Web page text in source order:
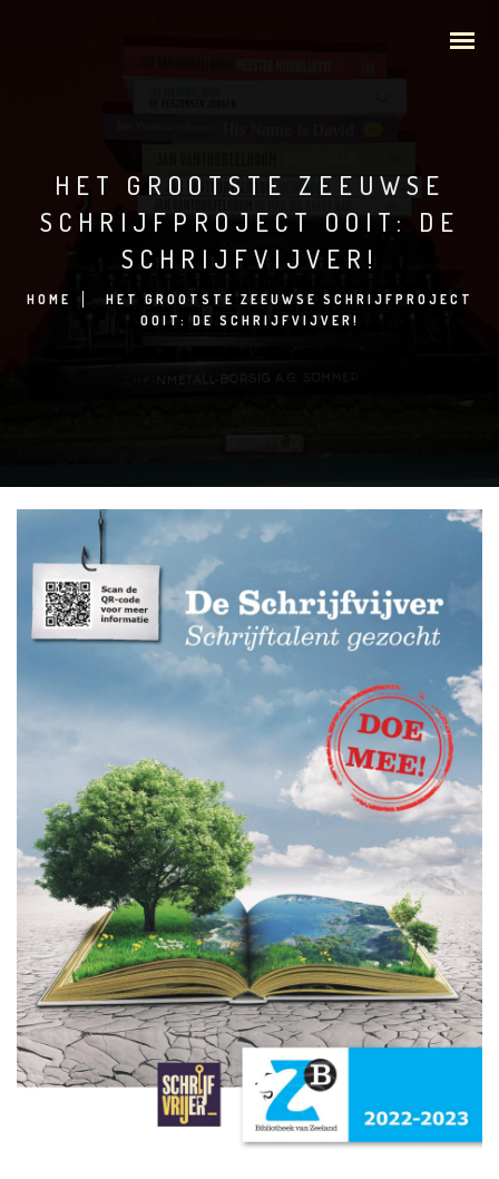
HET GROOTSTE ZEEUWSE
SCHRIJFPROJECT OOIT: DE
SCHRIJFVIJVER!
HOME
HET GROOTSTE ZEEUWSE SCHRIJFPROJECT
OOIT: DE SCHRIJFVIJVER!